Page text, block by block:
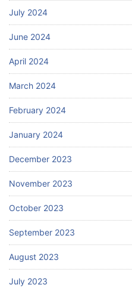
July 2024
June 2024
April 2024
March 2024
February 2024
January 2024
December 2023
November 2023
October 2023
September 2023
August 2023
July 2023